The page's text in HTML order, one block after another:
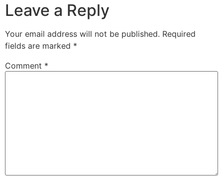
Leave a Reply
Your email address will not be published. Required
fields are marked *
Comment *